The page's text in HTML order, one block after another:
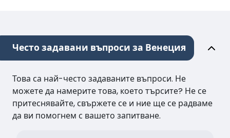
Често задавани въпроси за Венеция
Това са най-често задаваните въпроси. Не
можете да намерите това, което търсите? Не се
притеснявайте, свържете се и ние ще се радваме
да ви помогнем с вашето запитване.